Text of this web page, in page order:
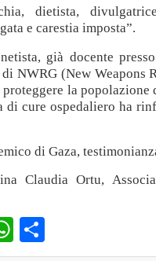
dietista,
e carestia imposta”.
già docente
NWRG (New Weapons
la popolazione
di cure ospedaliero ha
di Gaza,
Claudia Ortu,
WhatsApp